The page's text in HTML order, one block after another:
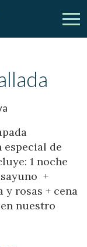
Escapadas
Catalunya
Mi reserva
especial de
1 noche
+
y rosas + cena
nuestro